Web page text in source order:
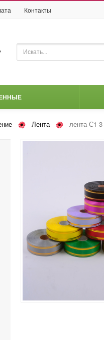
Контакты
Лента лента С1